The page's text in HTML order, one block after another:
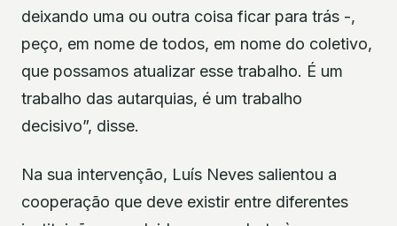
deixando uma ou outra coisa ficar para trás -,
peço, em nome de todos, em nome do coletivo,
que possamos atualizar esse trabalho. É um
trabalho das autarquias, é um trabalho
decisivo”, disse.
Na sua intervenção, Luís Neves salientou a
cooperação que deve existir entre diferentes